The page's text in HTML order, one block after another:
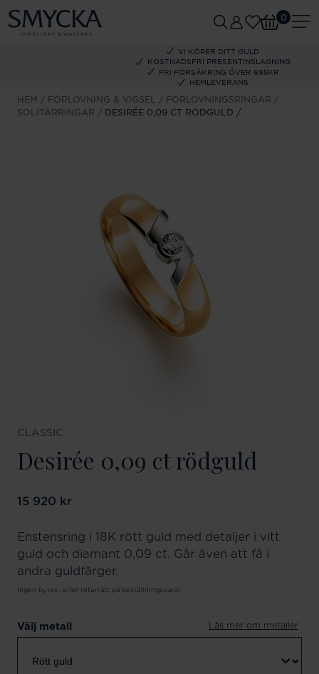
VI KÖPER DITT GULD
KOSTNADSFRI PRESENTINSLAGNING
FRI FÖRSÄKRING ÖVER 695KR
HEMLEVERANS
0
HEM FÖRLOVNING & VIGSEL
FÖRLOVNINGSRINGAR
SOLITÄRRINGAR
DESIRÉE 0,09 CT RÖDGULD
CLASSIC
Desirée 0,09 ct rödguld
Pris:15 920 kr
15 920 kr
Enstensring i 18K rött guld med detaljer i vitt
guld och diamant 0,09 ct. Går även att få i
andra guldfärger.
Ingen bytes- eller returrätt på beställningsvaror.
Välj metall Läs mer om metaller